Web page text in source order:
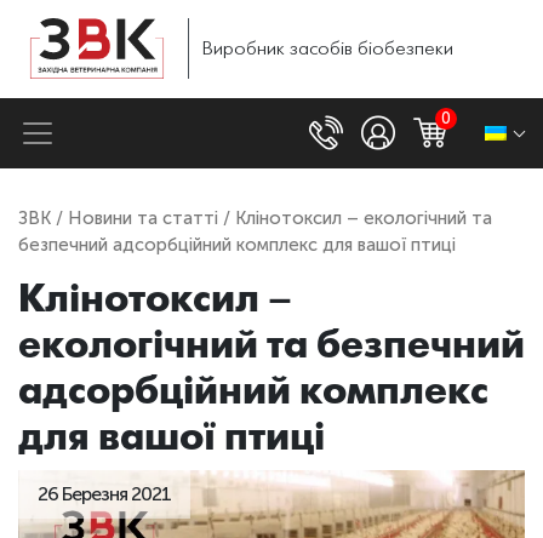
Виробник засобів біобезпеки
0
ЗВК / Новини та статті / Клінотоксил – екологічний та
безпечний адсорбційний комплекс для вашої птиці
Клінотоксил –
екологічний та безпечний
адсорбційний комплекс
для вашої птиці
26 Березня 2021